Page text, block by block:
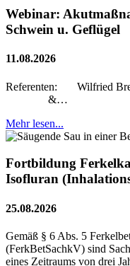
Webinar:
Schwein u. Geflügel
11.08.2026
Referenten: Wilfried
&…
Mehr lesen...
Fortbildung
Isofluran
25.08.2026
Gemäß § 6 Abs. 5
(FerkBetSachkV) sind
eines Zeitraums von drei